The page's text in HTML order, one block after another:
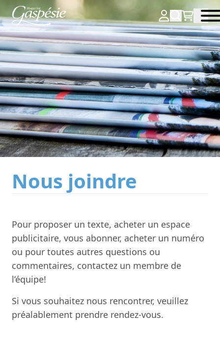
Nous joindre
Pour proposer un texte, acheter un espace
publicitaire, vous abonner, acheter un numéro
ou pour toutes autres questions ou
commentaires, contactez un membre de
l’équipe!
Si vous souhaitez nous rencontrer, veuillez
préalablement prendre rendez-vous.